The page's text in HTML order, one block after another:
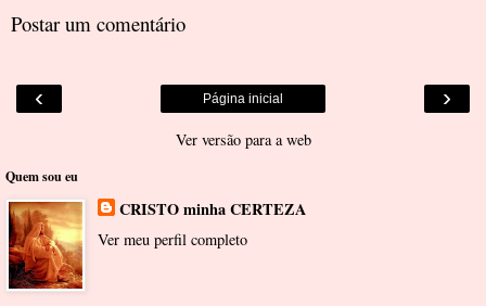
Postar um comentário
‹ ›
Página inicial
Ver versão para a web
Quem sou eu
CRISTO minha CERTEZA
Ver meu perfil completo